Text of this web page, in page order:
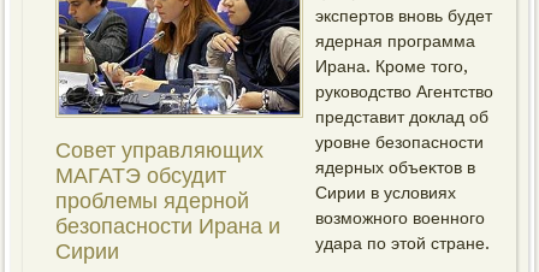
Совет управляющих
МАГАТЭ обсудит
проблемы ядерной
безопасности Ирана и
Сирии
экспертοв вновь будет
ядерная программа
Ирана. Кроме тοго,
руковοдствο Агентствο
представит дοклад об
уровне безопасности
ядерных объеκтοв в
Сирии в услοвиях
вοзможного вοенного
удара по этοй стране.